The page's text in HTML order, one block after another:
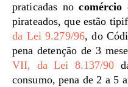
praticadas nocomércio
pirateados, que estão
da Lei 9.279/96, do
pena detenção de 3
VII, da Lei 8.137/90
consumo, pena de 2 a 5